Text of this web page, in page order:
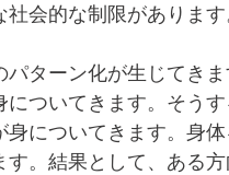
会的な制限があります
パターン化が生じてき
についてきます。そう
身についてきます。身
。結果として、ある方